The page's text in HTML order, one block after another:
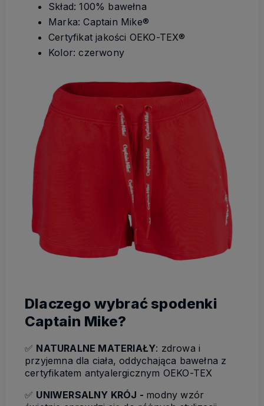
Skład: 100% bawełna
Marka: Captain Mike®
Certyfikat jakości OEKO-TEX®
Kolor: czerwony
Dlaczego wybrać spodenki
Captain Mike?
✅ NATURALNE MATERIAŁY: zdrowa i
przyjemna dla ciała, oddychająca bawełna z
certyfikatem antyalergicznym OEKO-TEX
✅ UNIWERSALNY KRÓJ - modny wzór